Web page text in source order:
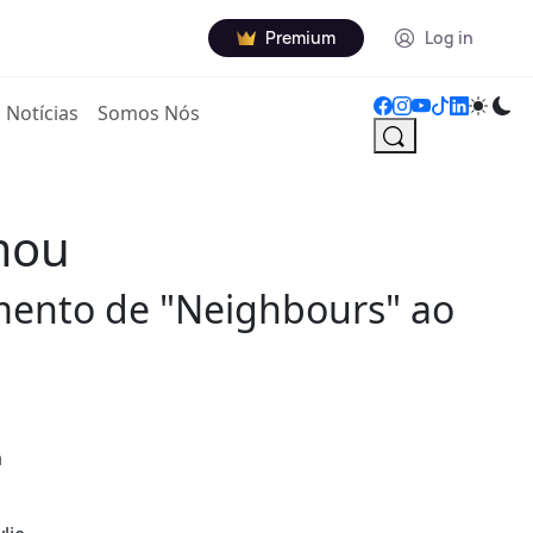
Premium Log in
Notícias Somos Nós
de "Neighbours" ao